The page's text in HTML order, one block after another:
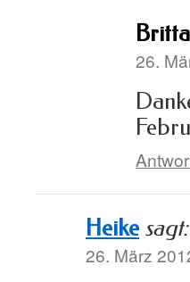
Britta
26.
Heike sagt:
26. März